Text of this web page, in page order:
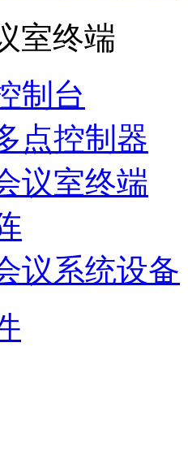
室终端
制台
点控制器
议室终端
议系统设备